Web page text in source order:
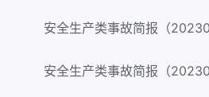
安全生产类事故简报（
安全生产类事故简报（